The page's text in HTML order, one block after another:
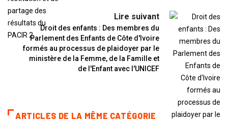
Lire suivant
Droit des enfants : Des membres du
Parlement des Enfants de Côte d'Ivoire
formés au processus de plaidoyer par le
ministère de la Femme, de la Famille et
de l'Enfant avec l'UNICEF
ARTICLES DE LA MÊME CATÉGORIE